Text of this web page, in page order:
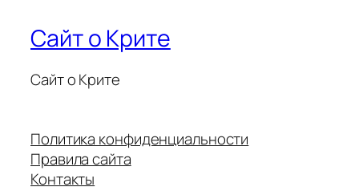
Сайт о Крите
Сайт о Крите
Политика конфиденциальности
Правила сайта
Контакты